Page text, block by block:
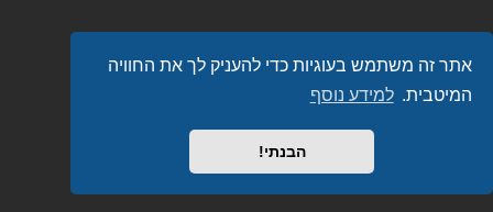
אתר זה משתמש בעוגיות כדי להעניק לך את החוויה
המיטבית. למידע נוסף
הבנתי!